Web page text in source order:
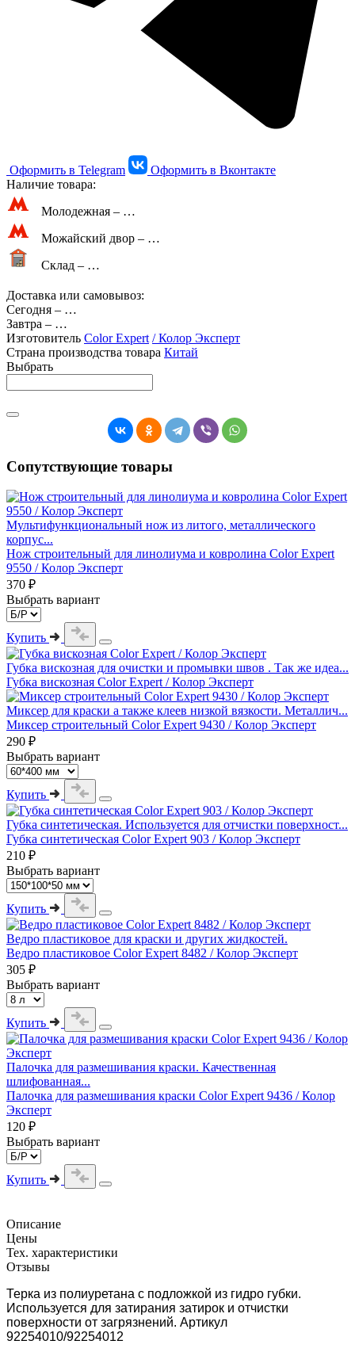
Оформить в Telegram
Оформить в Вконтакте
Наличие товара:
Молодежная – …
Можайский двор – …
Склад – …
Доставка или самовывоз:
Сегодня – …
Завтра – …
Изготовитель Color Expert / Колор Эксперт
Страна производства товара Китай
Выбрать
Сопутствующие товары
Мультифункциональный нож из литого, металлического
корпус...
Нож строительный для линолиума и ковролина Color Expert
9550 / Колор Эксперт
370 ₽
Выбрать вариант
Купить
Губка вискозная для очистки и промывки швов . Так же идеа...
Губка вискозная Color Expert / Колор Эксперт
Миксер для краски а также клеев низкой вязкости. Металлич...
Миксер строительный Color Expert 9430 / Колор Эксперт
290 ₽
Выбрать вариант
Купить
Губка синтетическая. Используется для отчистки поверхност...
Губка синтетическая Color Expert 903 / Колор Эксперт
210 ₽
Выбрать вариант
Купить
Ведро пластиковое для краски и других жидкостей.
Ведро пластиковое Color Expert 8482 / Колор Эксперт
305 ₽
Выбрать вариант
Купить
Палочка для размешивания краски. Качественная
шлифованная...
Палочка для размешивания краски Color Expert 9436 / Колор
Эксперт
120 ₽
Выбрать вариант
Купить
Описание
Цены
Тех. характеристики
Отзывы
Терка из полиуретана с подложкой из гидро губки.
Используется для затирания затирок и отчистки
поверхности от загрязнений. Артикул
92254010/92254012